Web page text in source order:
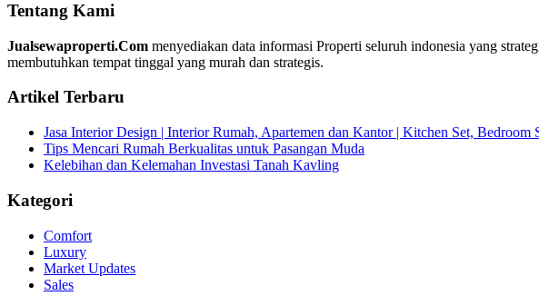
Tentang Kami
Jualsewaproperti.Com menyediakan data informasi Properti seluruh indonesia yang
membutuhkan tempat tinggal yang murah dan strategis.
Artikel Terbaru
Jasa Interior Design | Interior Rumah, Apartemen dan Kantor | Kitchen Set, Bedroom
Tips Mencari Rumah Berkualitas untuk Pasangan Muda
Kelebihan dan Kelemahan Investasi Tanah Kavling
Kategori
Comfort
Luxury
Market Updates
Sales